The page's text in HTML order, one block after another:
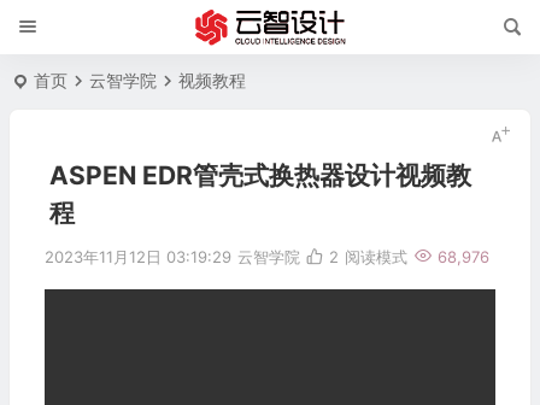
首页 云智学院 视频教程
ASPEN EDR管壳式换热器设计视频教
程
2023年11月12日 03:19:29 云智学院 68,976
2 阅读模式